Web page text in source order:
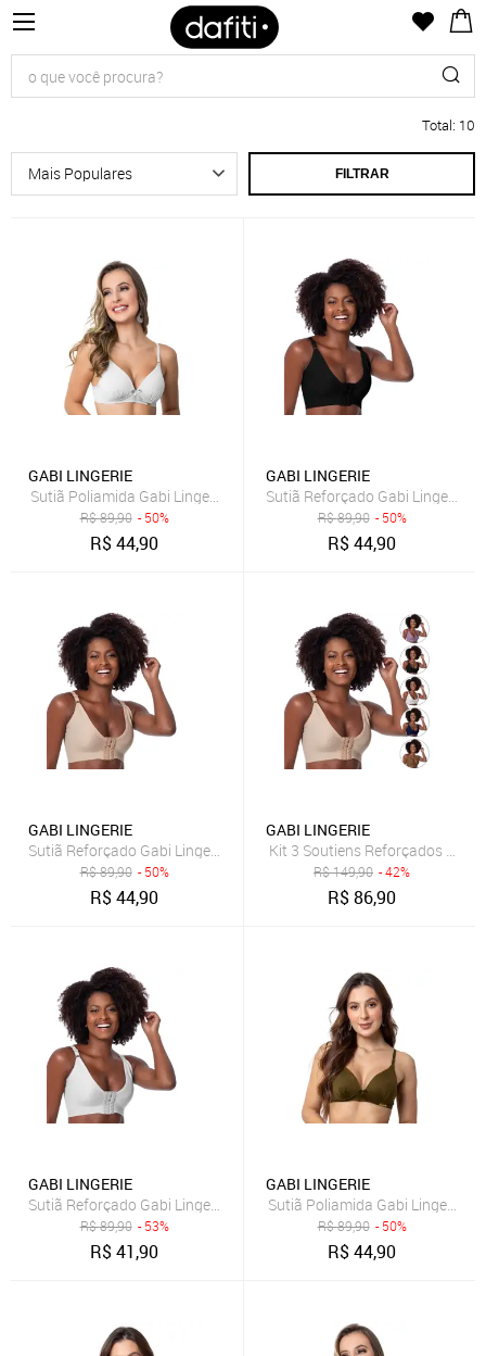
Total: 10
FILTRAR
GABI LINGERIE
Sutiã Poliamida Gabi Lingerie Com Bojo Confort Básico Liso
R$89,90 - 50%
R$44,90
GABI LINGERIE
Sutiã Reforçado Gabi Lingerie
R$89,90 - 50%
R$44,90
GABI LINGERIE
Sutiã Reforçado Gabi Lingerie Rose Cirúrgico Pós Operatório
R$89,90 - 50%
R$44,90
GABI LINGERIE
Kit 3 Soutiens Reforçados
R$149,90 - 42%
R$86,90
GABI LINGERIE
Sutiã Reforçado Gabi Lingerie Rose Cirúrgico Pós Operatório
R$89,90 - 53%
R$41,90
GABI LINGERIE
Sutiã Poliamida Gabi Lingerie
R$89,90 - 50%
R$44,90